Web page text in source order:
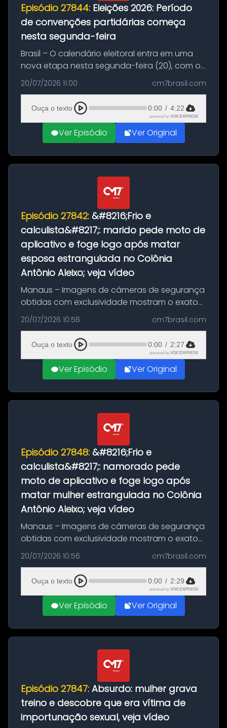
Episódio 27844: Eleições 2026: Período
de convenções partidárias começa
nesta segunda-feira
Brasil – O calendário eleitoral entra em uma
nova etapa nesta segunda-feira (20), com o
início do período destinado às convenções
partidárias. Até 5 de agosto, partidos e
federações poderão oficializa...
20/07/2026 11:00 cm7brasil.com
Ouça o texto 0:00 / 4:22
powered by VOICEXPRESS
Ver Episódio Ver Original
Episódio 27842: &#8216;Frio e
calculista&#8217;: marido pede moto de
aplicativo e foge logo após matar
esposa estrangulada no Colônia
Antônio Aleixo; veja vídeo
Manaus – Imagens de câmeras de segurança
obtidas com exclusividade mostram o exato
momento da fuga do principal suspeito da
morte de Larissa Araújo, de 28 anos. O crime
ocorreu na noite deste último d...
20/07/2026 10:56 cm7brasil.com
Ouça o texto 0:00 / 2:27
powered by VOICEXPRESS
Ver Episódio Ver Original
Episódio 27848: &#8216;Frio e
calculista&#8217;: namorado pede
moto de aplicativo e foge logo após
matar mulher estrangulada no Colônia
Antônio Aleixo; veja vídeo
Manaus – Imagens de câmeras de segurança
obtidas com exclusividade mostram o exato
momento da fuga do principal suspeito da
morte de Larissa Araújo, de 28 anos. O crime
ocorreu na noite deste último d...
20/07/2026 10:56 cm7brasil.com
Ouça o texto 0:00 / 2:29
powered by VOICEXPRESS
Ver Episódio Ver Original
Episódio 27847: Absurdo: mulher grava
treino e descobre que era vítima de
importunação sexual, veja vídeo